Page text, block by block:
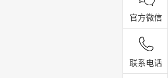
官方微信
联系电话